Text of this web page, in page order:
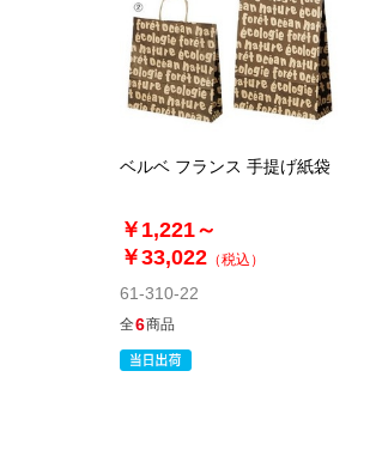
ベルベ フランス 手提げ紙袋
￥1,221～
￥33,022 （税込）
61-310-22
全6商品